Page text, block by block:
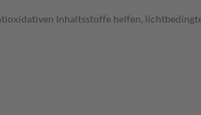
Inhaltsstoffe helfen,